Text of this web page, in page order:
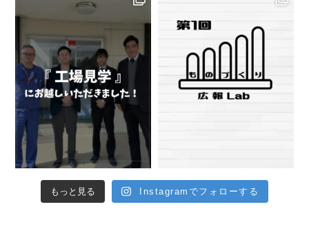
もっと見る Instagramでフォローする